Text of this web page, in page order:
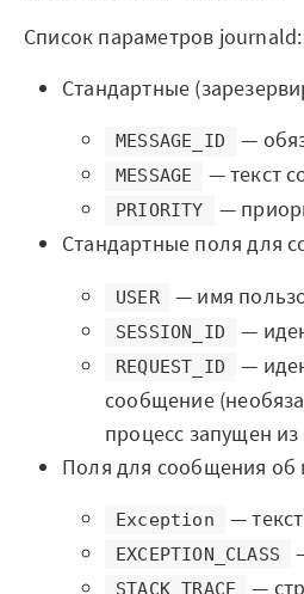
Список параметров journald:
Стандартные
MESSAGE_ID —
MESSAGE — текст
PRIORITY
—
Стандартные поля для
USER — имя
SESSION_ID —
REQUEST_ID
—
сообщение
процесс запущен
Поля для сообщения об
Exception —
EXCEPTION_CLASS
STACK_TRACE —